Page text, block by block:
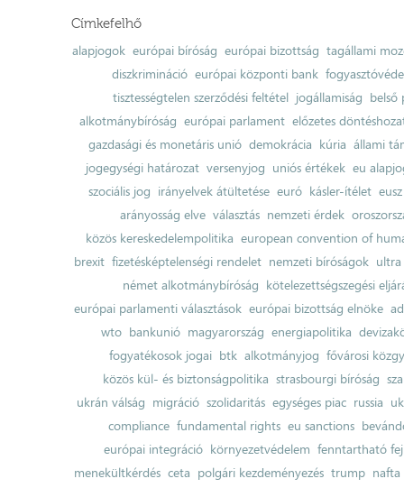
Címkefelhő
alapjogok európai bíróság európai bizottság tagállami
diszkrimináció európai központi bank
tisztességtelen szerződési feltétel jogállamiság belső
alkotmánybíróság európai parlament előzetes
gazdasági és monetáris unió demokrácia kúria állami
jogegységi határozat versenyjog uniós értékek eu
szociális jog irányelvek átültetése euró kásler-ítélet
arányosság elve választás nemzeti érdek
közös kereskedelempolitika european convention of
brexit fizetésképtelenségi rendelet nemzeti bíróságok ultra
német alkotmánybíróság kötelezettségszegési
európai parlamenti választások európai bizottság elnöke
wto bankunió magyarország energiapolitika
fogyatékosok jogai btk alkotmányjog fővárosi
közös kül- és biztonságpolitika strasbourgi bíróság
ukrán válság migráció szolidaritás egységes piac russia
compliance fundamental rights eu sanctions
európai integráció környezetvédelem fenntartható
menekültkérdés ceta polgári kezdeményezés trump nafta